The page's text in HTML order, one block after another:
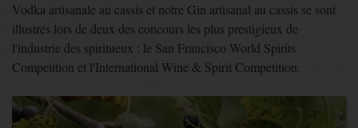
Vodka artisanale au cassis et notre Gin artisanal au cassis se sont
illustrés lors de deux des concours les plus prestigieux de
l'industrie des spiritueux : le San Francisco World Spirits
Competition et l'International Wine & Spirit Competition.